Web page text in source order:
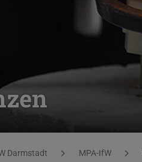
Darmstadt MPA-IfW